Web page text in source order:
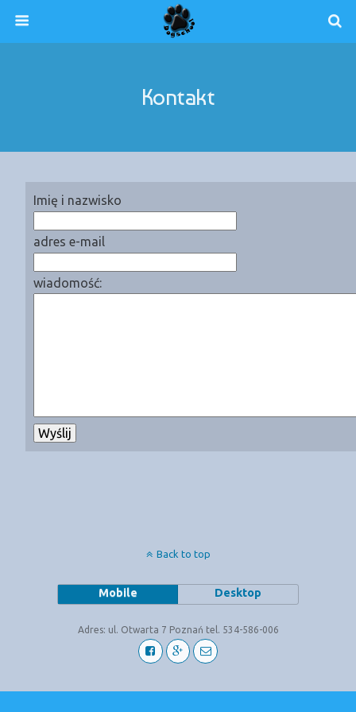
Kontakt
Imię i nazwisko
adres e-mail
wiadomość:
Back to top
Mobile Desktop
Adres: ul. Otwarta 7 Poznań tel. 534-586-006